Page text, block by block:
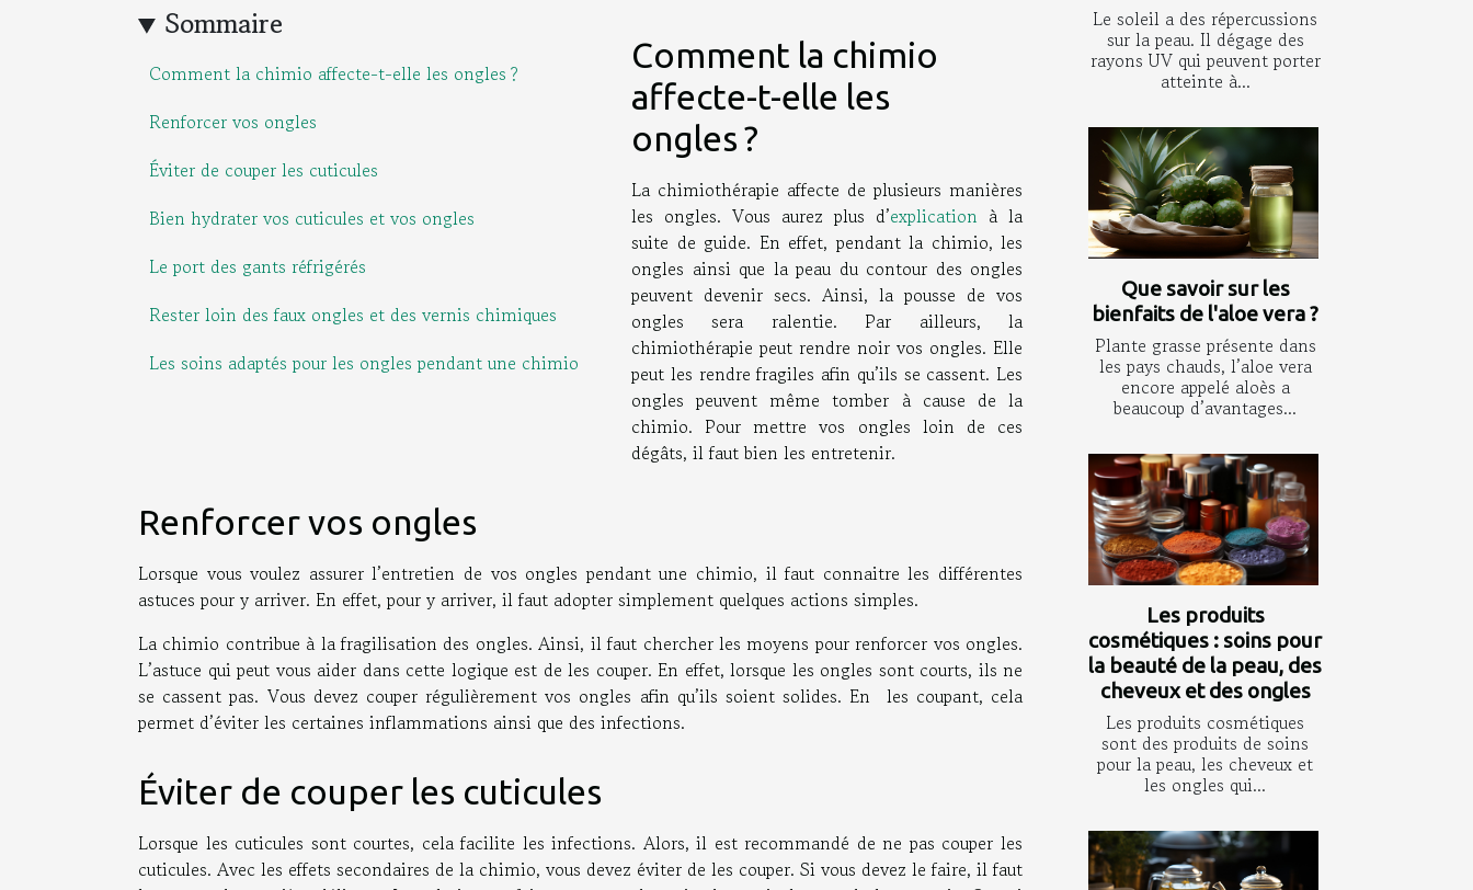
Sommaire
Comment la chimio affecte-t-elle les ongles ?
Renforcer vos ongles
Éviter de couper les cuticules
Bien hydrater vos cuticules et vos ongles
Le port des gants réfrigérés
Rester loin des faux ongles et des vernis chimiques
Les soins adaptés pour les ongles pendant une chimio
Comment la chimio
affecte-t-elle les
ongles ?
La chimiothérapie affecte de plusieurs manières
les ongles. Vous aurez plus d’explication à la
suite de guide. En effet, pendant la chimio, les
ongles ainsi que la peau du contour des ongles
peuvent devenir secs. Ainsi, la pousse de vos
ongles sera ralentie. Par ailleurs, la
chimiothérapie peut rendre noir vos ongles. Elle
peut les rendre fragiles afin qu’ils se cassent. Les
ongles peuvent même tomber à cause de la
chimio. Pour mettre vos ongles loin de ces
dégâts, il faut bien les entretenir.
Renforcer vos ongles
Lorsque vous voulez assurer l’entretien de vos ongles pendant une chimio, il faut connaitre les différentes
astuces pour y arriver. En effet, pour y arriver, il faut adopter simplement quelques actions simples.
La chimio contribue à la fragilisation des ongles. Ainsi, il faut chercher les moyens pour renforcer vos ongles.
L’astuce qui peut vous aider dans cette logique est de les couper. En effet, lorsque les ongles sont courts, ils ne
se cassent pas. Vous devez couper régulièrement vos ongles afin qu’ils soient solides. En les coupant, cela
permet d’éviter les certaines inflammations ainsi que des infections.
Éviter de couper les cuticules
Lorsque les cuticules sont courtes, cela facilite les infections. Alors, il est recommandé de ne pas couper les
cuticules. Avec les effets secondaires de la chimio, vous devez éviter de les couper. Si vous devez le faire, il faut
Le soleil a des répercussions
sur la peau. Il dégage des
rayons UV qui peuvent porter
atteinte à...
Que savoir sur les
bienfaits de l'aloe vera ?
Plante grasse présente dans
les pays chauds, l’aloe vera
encore appelé aloès a
beaucoup d’avantages...
Les produits
cosmétiques : soins pour
la beauté de la peau, des
cheveux et des ongles
Les produits cosmétiques
sont des produits de soins
pour la peau, les cheveux et
les ongles qui...